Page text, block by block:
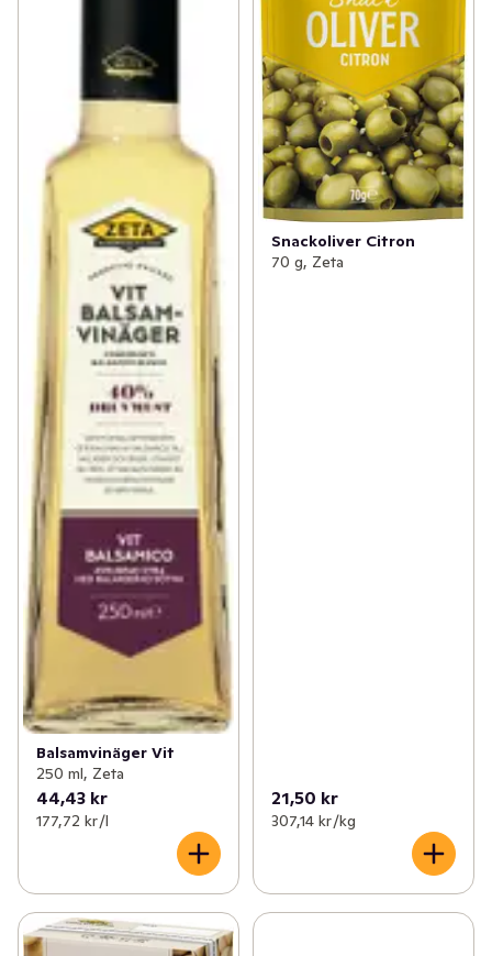
Balsamvinäger Vit
250 ml, Zeta
44,43 kr
177,72 kr /l
Snackoliver Citron
70 g, Zeta
21,50 kr
307,14 kr /kg